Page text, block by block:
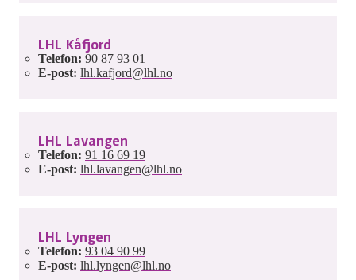
LHL Kåfjord
Telefon: 90 87 93 01
E-post: lhl.kafjord@lhl.no
LHL Lavangen
Telefon: 91 16 69 19
E-post: lhl.lavangen@lhl.no
LHL Lyngen
Telefon: 93 04 90 99
E-post: lhl.lyngen@lhl.no